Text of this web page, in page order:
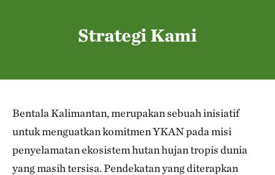
Strategi Kami
Bentala Kalimantan, merupakan sebuah inisiatif
untuk menguatkan komitmen YKAN pada misi
penyelamatan ekosistem hutan hujan tropis dunia
yang masih tersisa. Pendekatan yang diterapkan